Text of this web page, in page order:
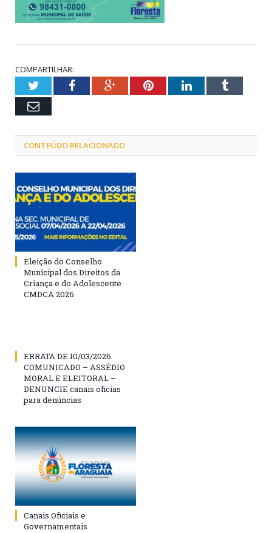
COMPARTILHAR:
TwitterFacebookGoogle+PinterestLinkedInTumblr
Email
CONTEÚDO RELACIONADO
Eleição do Conselho
Municipal dos Direitos da
Criança e do Adolescente
CMDCA 2026
ERRATA DE 10/03/2026.
COMUNICADO – ASSÉDIO
MORAL E ELEITORAL –
DENUNCIE canais oficias
para denúncias
Canais Oficiais e
Governamentais